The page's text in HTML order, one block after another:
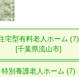
宅型有料老人ホーム (7)
[千葉県流山市]
特別養護老人ホーム (7)